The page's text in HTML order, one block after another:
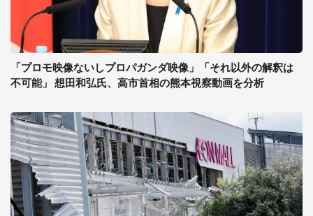
「プロモ映像ないしプロパガンダ映像」「それ以外の解釈は
不可能」 想田和弘氏、高市首相の熊本視察動画を分析